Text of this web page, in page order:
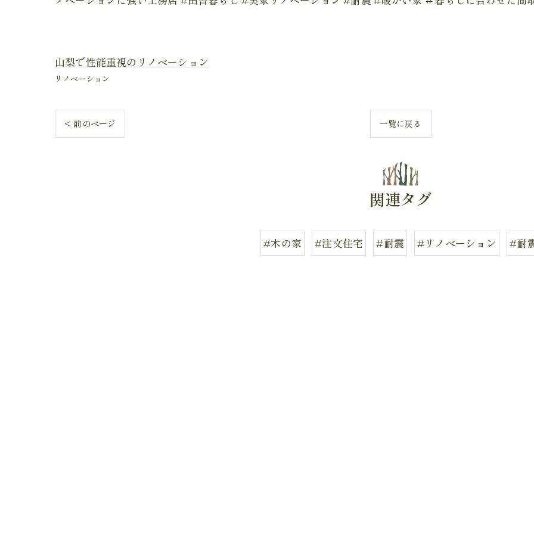
山梨で性能重視のリノベーション
リノベーション
< 前のページ 一覧に戻る
関連タグ
#木の家 #注文住宅 #耐震 #リノベーション #耐